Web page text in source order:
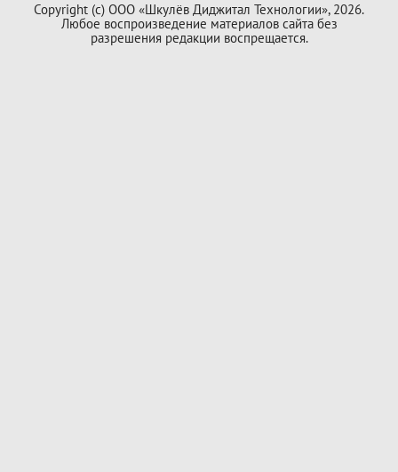
Copyright (с) ООО «Шкулёв Диджитал Технологии», 2026.
Любое воспроизведение материалов сайта без
разрешения редакции воспрещается.